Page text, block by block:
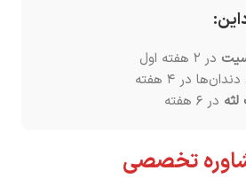
در ۲ هفته اول
دندان‌ها در ۴ هفته
در ۶ هفته
تخصصی